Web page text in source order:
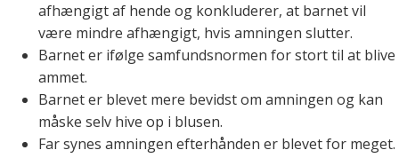
afhængigt af hende og konkluderer, at barnet vil
være mindre afhængigt, hvis amningen slutter.
Barnet er ifølge samfundsnormen for stort til at blive
ammet.
Barnet er blevet mere bevidst om amningen og kan
måske selv hive op i blusen.
Far synes amningen efterhånden er blevet for meget.